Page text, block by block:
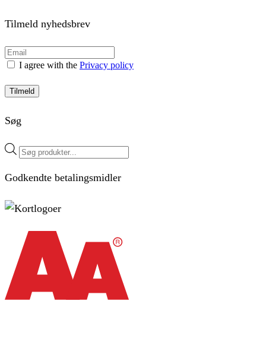
Tilmeld nyhedsbrev
I agree with the Privacy policy
Tilmeld
Søg
Products
search
Godkendte betalingsmidler